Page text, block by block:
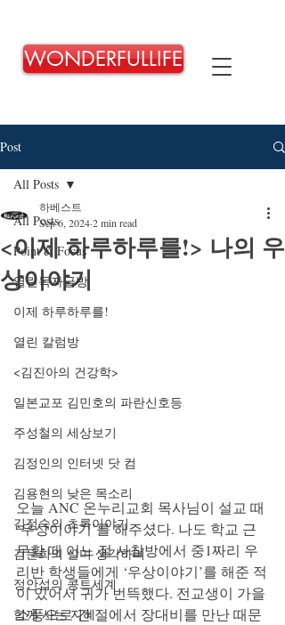
WONDERFULLIFE
Post
All Posts
Point & Focus
열린독자글방
이제 하루하루를!
열린 칼럼방
<김진아의 건강학>
일본교포 김민호의 파란신호등
주성철의 세상보기
김정인의 인터넷 닷 컴
김용현의 낮은 목소리
김정숙의 초록이야기
김문희의 살며 생각하며
정안섭의 콩트세계
함께 사는 지혜
All Posts
<이제 하루하루를!> 나의 우
상이야기
하베스트
Sep 6, 20242 min read
오늘 ANC 온누리교회 목사님이 설교 때
‘우상이야기’를 해주셨다. 나도 학교 근
무할 때 어느 절 사찰방에서 중1짜리 우
리반 학생들에게 ‘우상이야기’를 해준 적
이 있어서 귀가 번뜩했다. 전교생이 가을
소풍으로 간 절에서 장대비를 만난 때문